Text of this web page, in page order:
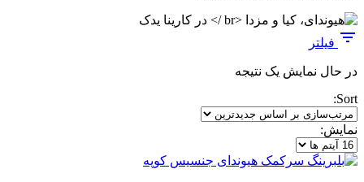
فیلتر
در حال نمایش یک نتیجه
Sort:
نمایش: